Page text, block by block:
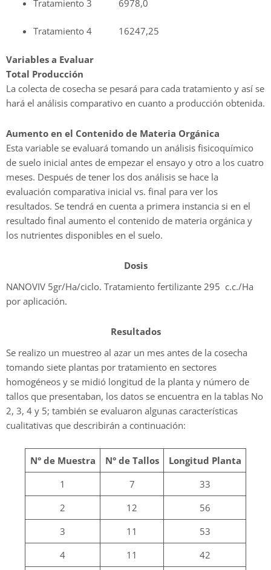
Tratamiento 3 6978,0
Tratamiento 4 16247,25
Variables a Evaluar
Total Producción
La colecta de cosecha se pesará para cada tratamiento y así se
hará el análisis comparativo en cuanto a producción obtenida.
Aumento en el Contenido de Materia Orgánica
Esta variable se evaluará tomando un análisis fisicoquímico
de suelo inicial antes de empezar el ensayo y otro a los cuatro
meses. Después de tener los dos análisis se hace la
evaluación comparativa inicial vs. final para ver los
resultados. Se tendrá en cuenta a primera instancia si en el
resultado final aumento el contenido de materia orgánica y
los nutrientes disponibles en el suelo.
Dosis
NANOVIV 5gr/Ha/ciclo. Tratamiento fertilizante 295 c.c./Ha
por aplicación.
Resultados
Se realizo un muestreo al azar un mes antes de la cosecha
tomando siete plantas por tratamiento en sectores
homogéneos y se midió longitud de la planta y número de
tallos que presentaban, los datos se encuentra en la tablas No
2, 3, 4 y 5; también se evaluaron algunas características
cualitativas que describirán a continuación:
N° de Muestra N° de Tallos
Longitud Planta
1
7
33
2
12
56
3
11
53
4
11
42